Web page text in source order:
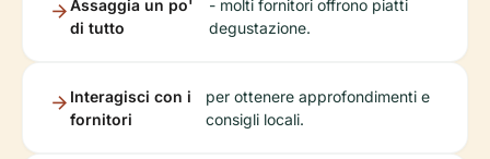
Assaggia un po'
di tutto
- molti fornitori offrono piatti
degustazione.
Interagisci con i
fornitori
per ottenere approfondimenti e
consigli locali.